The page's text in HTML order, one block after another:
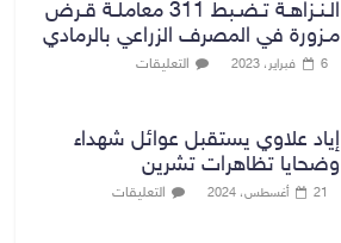
الـنـزاهـة تـضـبط 311 معاملـة قـرض
مـزورة في المصرف الزراعي بالرمادي
6 فبراير، 2023 التعليقات
إياد علاوي يستقبل عوائل شهداء
وضحايا تظاهرات تشرين
21 أغسطس، 2024 التعليقات